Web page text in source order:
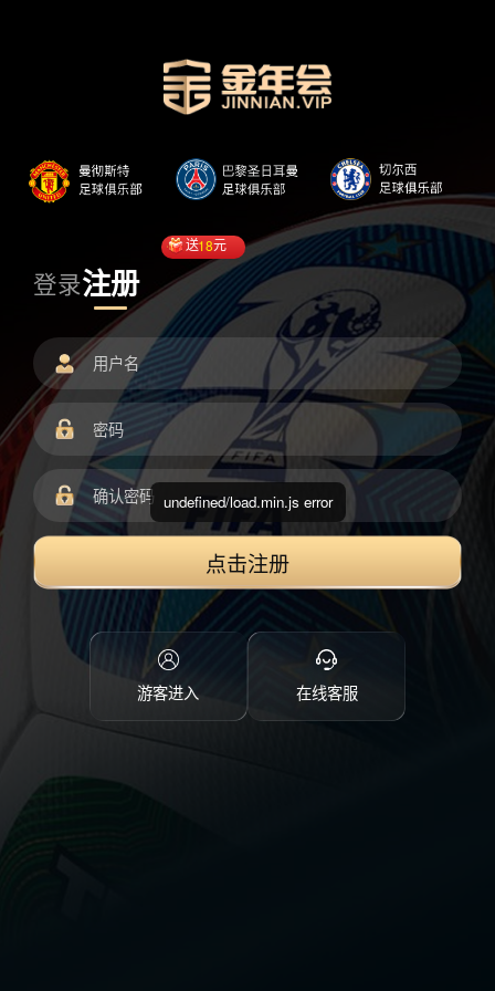
登录注册
送18元
点击注册
游客进入 在线客服
undefined/load.min.js error